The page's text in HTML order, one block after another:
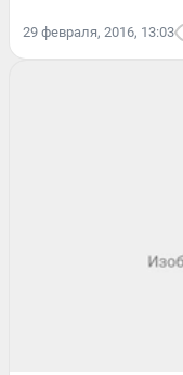
29 февраля, 2016, 13:03